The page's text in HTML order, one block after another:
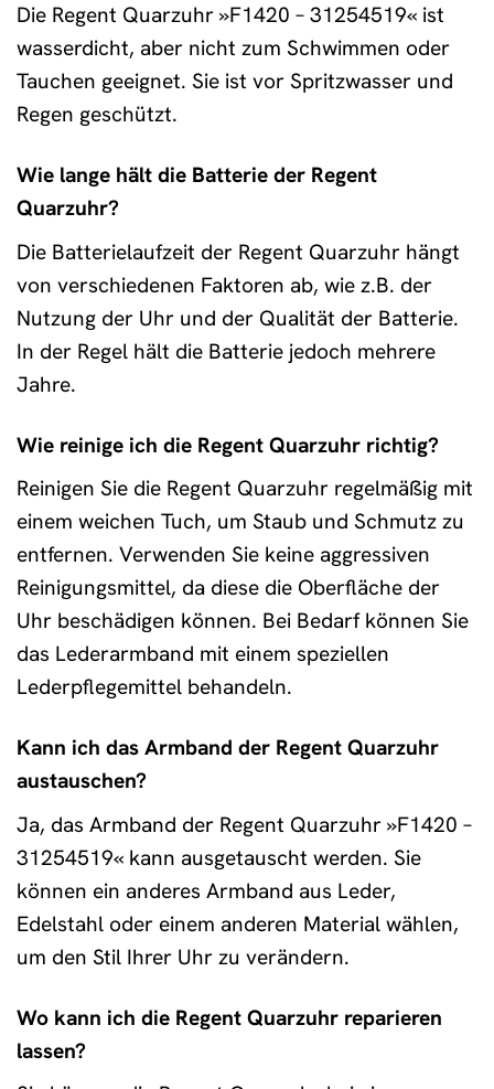
Die Regent Quarzuhr »F1420 – 31254519« ist
wasserdicht, aber nicht zum Schwimmen oder
Tauchen geeignet. Sie ist vor Spritzwasser und
Regen geschützt.
Wie lange hält die Batterie der Regent
Quarzuhr?
Die Batterielaufzeit der Regent Quarzuhr hängt
von verschiedenen Faktoren ab, wie z.B. der
Nutzung der Uhr und der Qualität der Batterie.
In der Regel hält die Batterie jedoch mehrere
Jahre.
Wie reinige ich die Regent Quarzuhr richtig?
Reinigen Sie die Regent Quarzuhr regelmäßig mit
einem weichen Tuch, um Staub und Schmutz zu
entfernen. Verwenden Sie keine aggressiven
Reinigungsmittel, da diese die Oberfläche der
Uhr beschädigen können. Bei Bedarf können Sie
das Lederarmband mit einem speziellen
Lederpflegemittel behandeln.
Kann ich das Armband der Regent Quarzuhr
austauschen?
Ja, das Armband der Regent Quarzuhr »F1420 –
31254519« kann ausgetauscht werden. Sie
können ein anderes Armband aus Leder,
Edelstahl oder einem anderen Material wählen,
um den Stil Ihrer Uhr zu verändern.
Wo kann ich die Regent Quarzuhr reparieren
lassen?